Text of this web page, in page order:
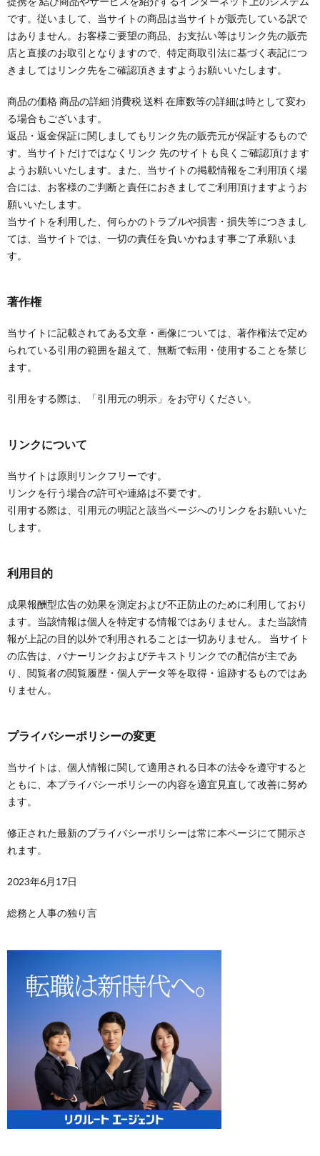
です。従いまして、当サイトの商品は当サイトが販売している訳で
はありません。お客様ご要望の商品、お支払い等はリンク先の販売
店と直接のお取引となりますので、特定商取引法に基づく表記につ
きましてはリンク先をご確認頂きますようお願いいたします。
商品の価格 商品の詳細 消費税 送料 在庫数等の詳細は時として変わ
る場合もございます。
返品・返金保証に関しましてもリンク先の販売元が保証するもので
す。当サイトだけではなくリンク 先のサイトも良くご確認頂けます
ようお願いいたします。また、当サイトの掲載情報をご利用頂く場
合には、お客様のご判断と責任におきましてご利用頂けますようお
願いいたします。
当サイトを利用した、何らかのトラブルや損害・損失等につきまし
ては、当サイトでは、一切の責任を負いかねます事ご了承願いま
す。
著作権
当サイトに記載されてある文章・画像については、著作権法で定め
られている引用の範囲を超えて、無断で転用・使用することを禁じ
ます。
引用をする際は、「引用元の明示」をお守りください。
リンクについて
当サイトは原則リンクフリーです。
リンクを行う場合の許可や連絡は不要です。
引用する際は、引用元の明記と該当ページへのリンクをお願いいた
します。
利用目的
成果報酬型広告の効果を測定および不正防止のために利用しており
ます。当該情報は個人を特定する情報ではありません。また当該情
報が上記の目的以外で利用されることは一切ありません。 当サイト
の広告は、バナーリンクおよびテキストリンクでの配信が主であ
り、閲覧者の閲覧履歴・個人データ等を取得・追跡するものではあ
りません。
プライバシーポリシーの変更
当サイトは、個人情報に関して適用される日本の法令を遵守すると
ともに、本プライバシーポリシーの内容を適宜見直して改善に努め
ます。
修正された最新のプライバシーポリシーは常に本ページにて開示さ
れます。
2023年6月17日
総務と人事の独り言